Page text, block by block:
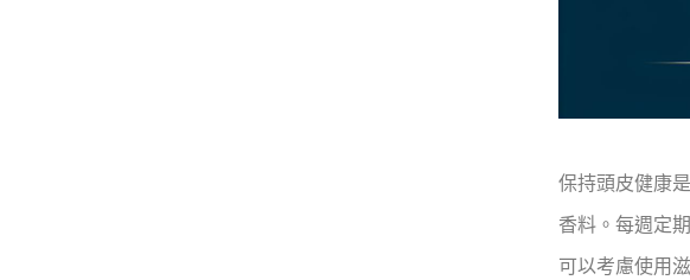
保持頭皮健康
香料。每週定
可以考慮使用